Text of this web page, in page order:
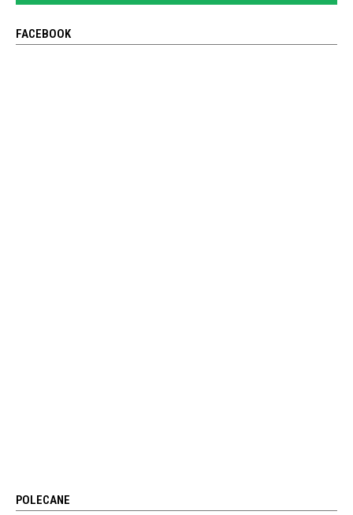
FACEBOOK
POLECANE